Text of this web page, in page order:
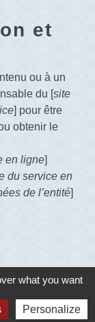
et
ou à un
du [site
] pour être
obtenir le
en ligne]
du service en
de l’entité]
suivant. Vous
un défaut
à un
what you want
Personalize